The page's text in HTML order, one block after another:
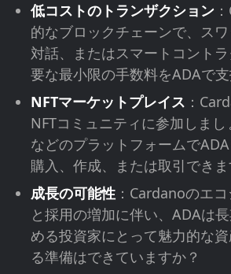
低コストのトランザクション
的なブロックチェーンで、ス
対話、またはスマートコント
要な最小限の手数料をADAで支
NFTマーケットプレイス ：
NFTコミュニティに参加しまし
などのプラットフォームで
購入、作成、または取引できま
成長の可能性 ：Cardanoのエ
と採用の増加に伴い、ADAは
める投資家にとって魅力的な
る準備はできていますか？